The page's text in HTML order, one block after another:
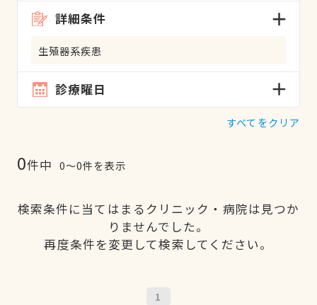
詳細条件
生殖器系疾患
診療曜日
すべてをクリア
0件中 0〜0件を表示
検索条件に当てはまるクリニック・病院は見つか
りませんでした。
再度条件を変更して検索してください。
1